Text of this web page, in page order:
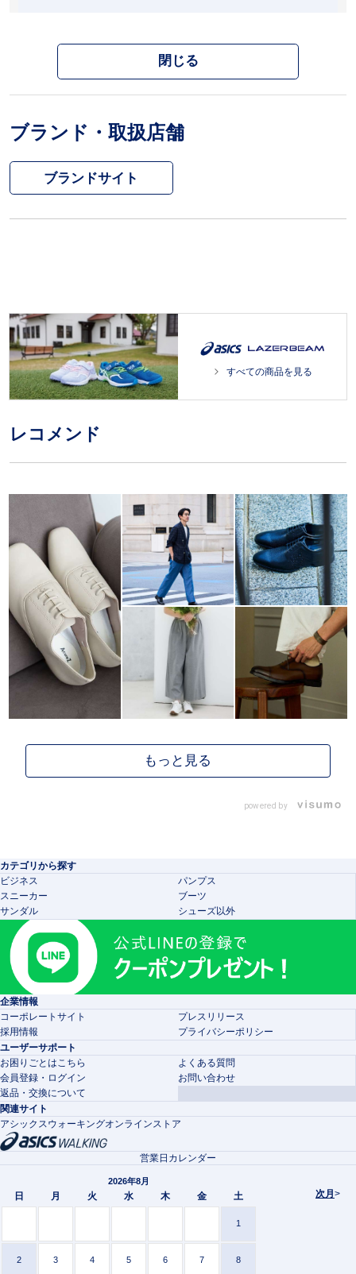
閉じる
ブランド・取扱店舗
ブランドサイト
すべての商品を見る
レコメンド
powered by
カテゴリから探す
ビジネス
パンプス
スニーカー
ブーツ
サンダル
シューズ以外
企業情報
コーポレートサイト
プレスリリース
採用情報
プライバシーポリシー
ユーザーサポート
お困りごとはこちら
よくある質問
会員登録・ログイン
お問い合わせ
返品・交換について
関連サイト
アシックスウォーキングオンラインストア
次月 >
営業日カレンダー
2026年8月
日 月 火 水 木 金 土
1
2 3 4 5 6 7 8